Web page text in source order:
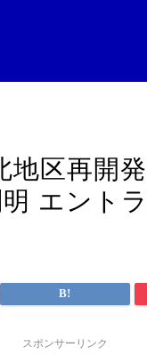
地区再開
エント
スポンサーリンク